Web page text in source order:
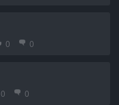
0 0
0 0